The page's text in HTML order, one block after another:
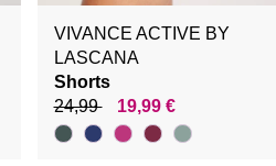
VIVANCE ACTIVE BY
LASCANA
Shorts
24,99
19,99 €